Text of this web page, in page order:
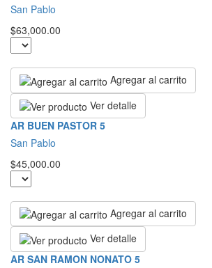
San Pablo
$63,000.00
Agregar al carrito
Ver detalle
AR BUEN PASTOR 5
San Pablo
$45,000.00
Agregar al carrito
Ver detalle
AR SAN RAMON NONATO 5